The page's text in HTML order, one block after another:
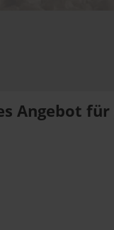
Angebot für